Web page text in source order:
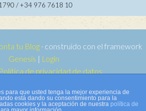
/ +34 976 7618 10
tu Blog· construido con el framework
Genesis | Login
Política de privacidad de datos
·Acceder
para que usted tenga la mejor experiencia de
está dando su consentimiento para la
cookies y la aceptación de nuestra política de